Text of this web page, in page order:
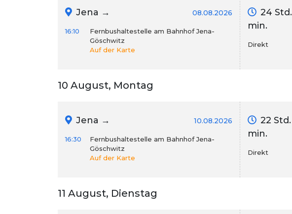
Jena → 08.08.2026
16:10
Fernbushaltestelle am Bahnhof Jena-
Göschwitz
Auf der Karte
24
min.
Direkt
10 August, Montag
Jena → 10.08.2026
16:30
Fernbushaltestelle am Bahnhof Jena-
Göschwitz
Auf der Karte
22
min.
Direkt
11 August, Dienstag